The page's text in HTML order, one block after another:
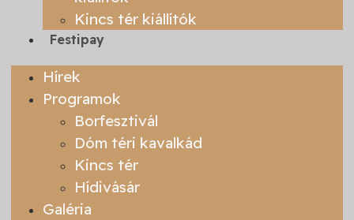
Kincs tér kiállítók
Festipay
Hírek
Programok
Borfesztivál
Dóm téri kavalkád
Kincs tér
Hídivásár
Galéria